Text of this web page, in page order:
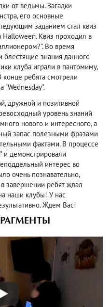
от ведьмы. Загадки
его основные
заданием стал квиз
Halloween. Квиз проходил в
Во время
блестящие знания данного
клуба играли в пантомиму,
ребята смотрели
"Wednesday".
дружной и позитивной
уровень знаний
нового и интересного, а
запас полезными фразами
фактами. В процессе
и демонстрировали
интерес во
очень познавательно,
завершении ребят ждал
наши клубы! У нас
Ждем Вас!